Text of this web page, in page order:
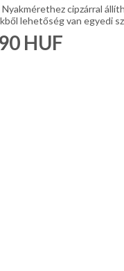
cipzárral
lehetőség van egyedi
HUF